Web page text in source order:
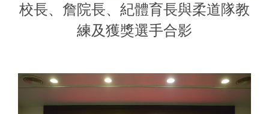
校長、詹院長、紀體育長與柔道隊教
練及獲獎選手合影